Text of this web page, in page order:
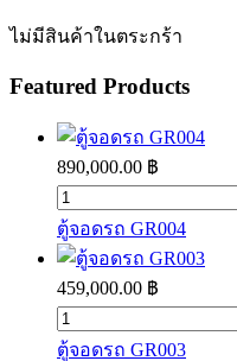
ไม่มีสินค้าในตระกร้า
Featured Products
890,000.00 ฿
ตู้จอดรถ GR004
459,000.00 ฿
ตู้จอดรถ GR003